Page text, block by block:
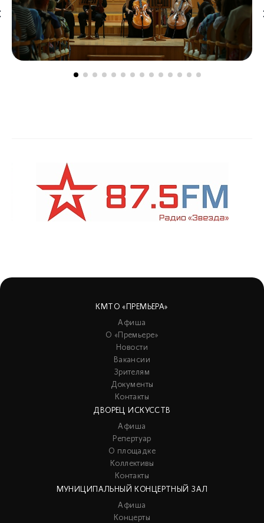
КМТО «ПРЕМЬЕРА»
Афиша
О «Премьере»
Новости
Вакансии
Зрителям
Документы
Контакты
ДВОРЕЦ ИСКУССТВ
Афиша
Репертуар
О площадке
Коллективы
Контакты
МУНИЦИПАЛЬНЫЙ КОНЦЕРТНЫЙ ЗАЛ
Афиша
Концерты